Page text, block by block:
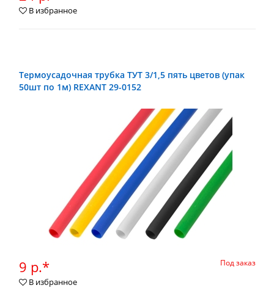
В избранное
Термоусадочная трубка ТУТ 3/1,5 пять цветов (упак
50шт по 1м) REXANT 29-0152
9 р.* Под заказ
В избранное